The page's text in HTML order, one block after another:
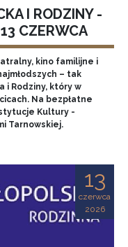
I RODZINY -
CZERWCA
kino familijne i
– tak
i Rodziny, który w
Na bezpłatne
Kultury -
Tarnowskiej.
13
czerwca
2026